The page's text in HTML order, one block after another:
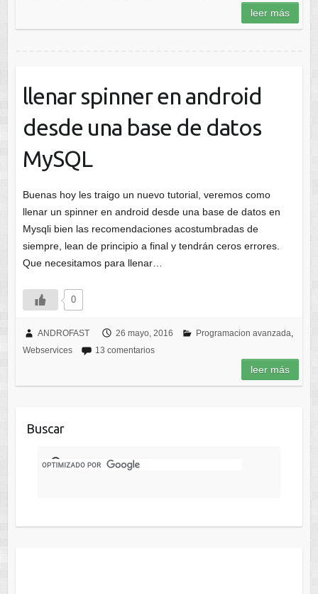
leer más
llenar spinner en android
desde una base de datos
MySQL
Buenas hoy les traigo un nuevo tutorial, veremos como
llenar un spinner en android desde una base de datos en
Mysqli bien las recomendaciones acostumbradas de
siempre, lean de principio a final y tendrán ceros errores.
Que necesitamos para llenar…
0
ANDROFAST 26 mayo, 2016 Programacion avanzada
Webservices
13 comentarios
leer más
Buscar